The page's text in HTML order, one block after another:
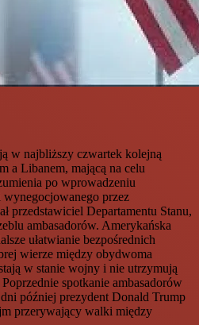
w najbliższy czwartek kolejną
a Libanem, mającą na celu
po wprowadzeniu
przez
przedstawiciel Departamentu Stanu,
ambasadorów. Amerykańska
ułatwianie bezpośrednich
wierze między obydwoma
w stanie wojny i nie utrzymują
spotkanie ambasadorów
później prezydent Donald Trump
przerywający walki między